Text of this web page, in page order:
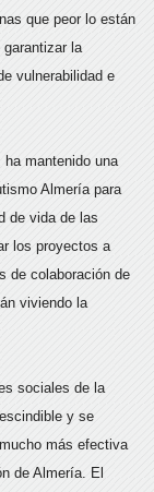
que peor lo están
la
vulnerabilidad e
mantenido una
Almería para
de vida de las
los proyectos a
de colaboración de
viviendo la
sociales de la
y se
más efectiva
de Almería. El